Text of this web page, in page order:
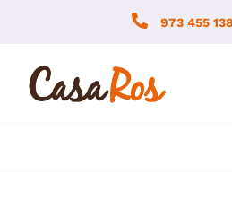
content
973 455